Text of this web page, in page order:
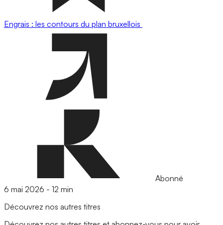
Engrais : les contours du plan bruxellois
Abonné
6 mai 2026 - 12 min
Découvrez nos autres titres